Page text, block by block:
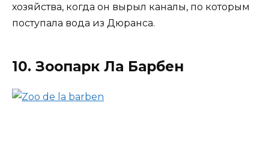
хозяйства, когда он вырыл каналы, по которым
поступала вода из Дюранса.
10. Зоопарк Ла Барбен